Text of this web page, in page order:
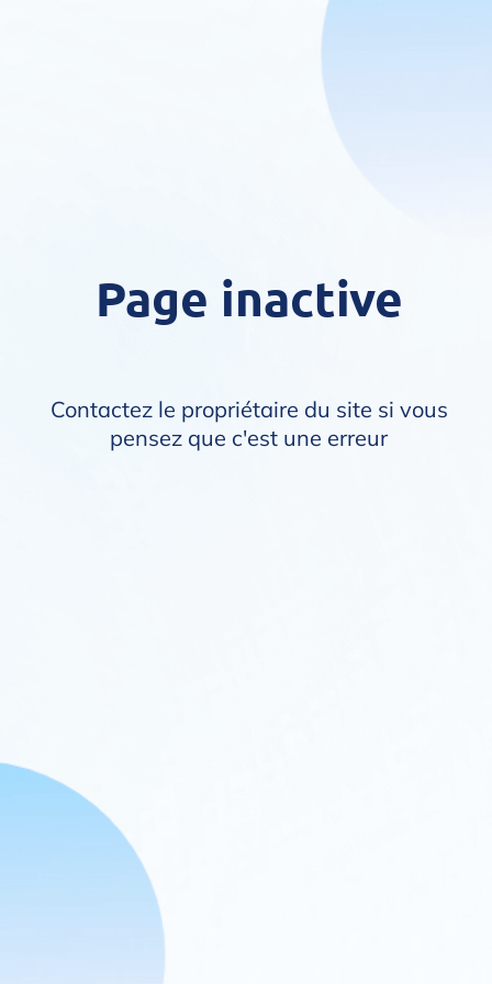
Page inactive
Contactez le propriétaire du site si vous
pensez que c'est une erreur